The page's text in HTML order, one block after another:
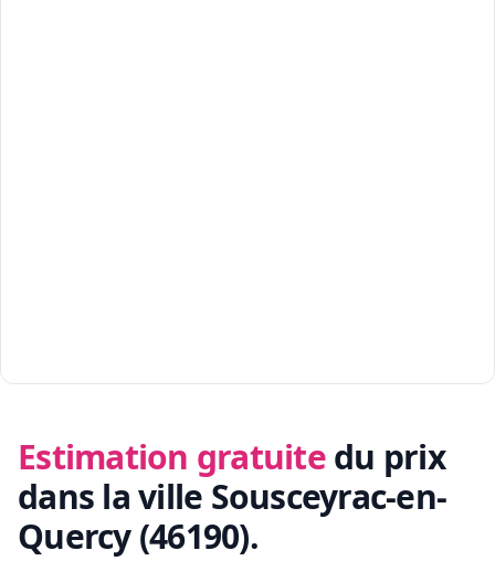
Estimation gratuite du prix
dans la ville Sousceyrac-en-
Quercy (46190).